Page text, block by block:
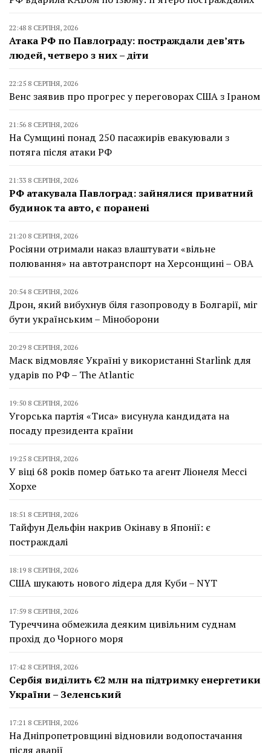
22:48 8 СЕРПНЯ, 2026
Атака РФ по Павлограду: постраждали дев’ять
людей, четверо з них – діти
22:25 8 СЕРПНЯ, 2026
Венс заявив про прогрес у переговорах США з Іраном
21:56 8 СЕРПНЯ, 2026
На Сумщині понад 250 пасажирів евакуювали з
потяга після атаки РФ
21:33 8 СЕРПНЯ, 2026
РФ атакувала Павлоград: зайнялися приватний
будинок та авто, є поранені
21:20 8 СЕРПНЯ, 2026
Росіяни отримали наказ влаштувати «вільне
полювання» на автотранспорт на Херсонщині – ОВА
20:54 8 СЕРПНЯ, 2026
Дрон, який вибухнув біля газопроводу в Болгарії, міг
бути українським – Міноборони
20:29 8 СЕРПНЯ, 2026
Маск відмовляє Україні у використанні Starlink для
ударів по РФ – The Atlantic
19:50 8 СЕРПНЯ, 2026
Угорська партія «Тиса» висунула кандидата на
посаду президента країни
19:25 8 СЕРПНЯ, 2026
У віці 68 років помер батько та агент Ліонеля Мессі
Хорхе
18:51 8 СЕРПНЯ, 2026
Тайфун Дельфін накрив Окінаву в Японії: є
постраждалі
18:19 8 СЕРПНЯ, 2026
США шукають нового лідера для Куби – NYT
17:59 8 СЕРПНЯ, 2026
Туреччина обмежила деяким цивільним суднам
прохід до Чорного моря
17:42 8 СЕРПНЯ, 2026
Сербія виділить €2 млн на підтримку енергетики
України – Зеленський
17:21 8 СЕРПНЯ, 2026
На Дніпропетровщині відновили водопостачання
після аварії